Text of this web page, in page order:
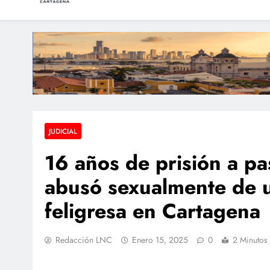
Hospital
Megaoperativo en
Capturan y envían a
LAS NOTICIAS CARTAGENA
Periodismo e Investigación
JUDICIAL
16 años de prisión a
abusó sexualmente de
feligresa en Cartagena
Redacción LNC Enero 15, 2025 0 2 Minutos